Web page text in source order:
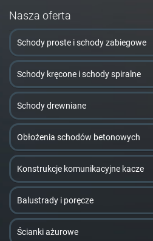
Nasza oferta
Schody proste i schody zabiegowe
Schody kręcone i schody spiralne
Schody drewniane
Obłożenia schodów betonowych
Konstrukcje komunikacyjne kacze
Balustrady i poręcze
Ścianki ażurowe